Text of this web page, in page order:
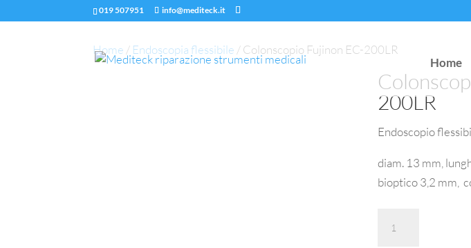
019 507951 info@mediteck.it
Home
Home / Endoscopia flessibile / Colonscopio Fujinon EC-200LR
200LR
Endoscopio
diam. 13 mm,
bioptico 3,2 mm,